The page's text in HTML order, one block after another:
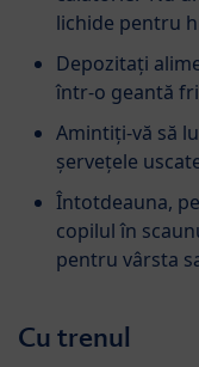
lichide pentru
Depozitați
într-o geantă
Amintiți-vă să
șervețele
Întotdeauna,
copilul în
pentru vârsta
Cu trenul